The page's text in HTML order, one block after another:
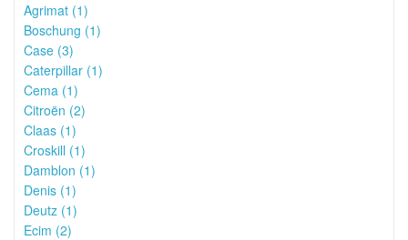
Agrimat (1)
Boschung (1)
Case (3)
Caterpillar (1)
Cema (1)
Citroën (2)
Claas (1)
Croskill (1)
Damblon (1)
Denis (1)
Deutz (1)
Ecim (2)